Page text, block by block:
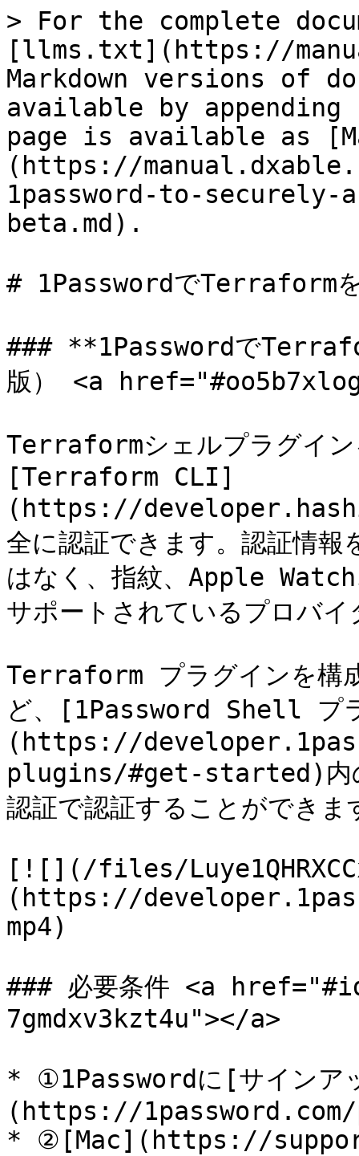
> For the complete
[llms.txt](https://
Markdown versions of
available by
page is available as
(https://
1password-to-
beta.md).
# 1PasswordでTerraformを
### **1Passwordで
版） <a
Terraformシェルプラグイン
[Terraform CLI]
(https://
全に認証できます。認証情
はなく、指紋、Apple
サポートされているプロバ
Terraform プラグインを構
ど、[1Password Shell プ
(https://
plugins/#get-started)内の
認証で認証することができま
[![](/files/
(https://
mp4)
### 必要条件 <a
7gmdxv3kzt4u"></a>
* ①1Passwordに[サインア
(https://
* ②[Mac](https://